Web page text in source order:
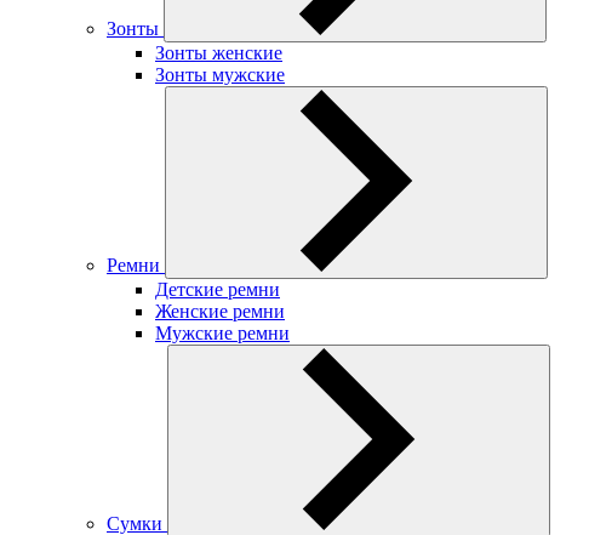
Зонты
Зонты женские
Зонты мужские
Ремни
Детские ремни
Женские ремни
Мужские ремни
Сумки